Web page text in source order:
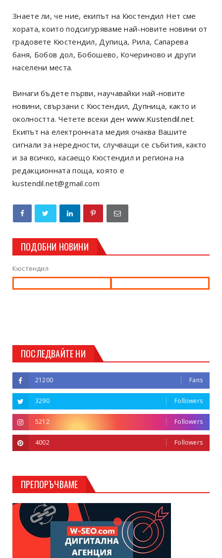
Знаете ли, че ние, екипът на Кюстендил Нет сме
хората, които подсигуряваме най-новите новини от
градовете Кюстендил, Дупица, Рила, Сапарева
баня, Бобов дол, Бобошево, Кочериново и други
населени места.
Винаги бъдете първи, научавайки най-новите
новини, свързани с Кюстендил, Дупница, както и
околността. Четете всеки ден www.Kustendil.net.
Екипът на електронната медия очаква Вашите
сигнали за нередности, случващи се събития, както
и за всичко, касаещо Кюстендил и региона на
редакционната поща, която е
kustendil.net@gmail.com
ПОДОБНИ НОВИНИ
Кюстендил
ПОСЛЕДВАЙТЕ НИ
21200 Fans
3290 Followers
5212 Followers
4002 Followers
ПРЕПОРЪЧВАМЕ